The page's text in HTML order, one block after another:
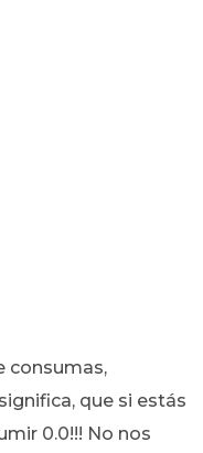
consumas,
que si estás
0.0!!! No nos